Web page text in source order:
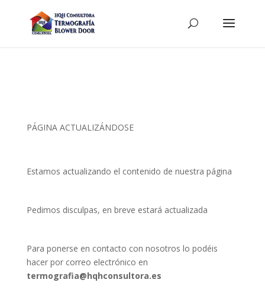
PÁGINA ACTUALIZÁNDOSE
Estamos actualizando el contenido de nuestra página
Pedimos disculpas, en breve estará actualizada
Para ponerse en contacto con nosotros lo podéis
hacer por correo electrónico en
termografia@hqhconsultora.es